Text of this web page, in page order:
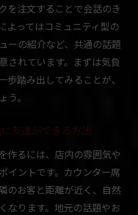
を注文することで会話のき
よってはコミュニティ型の
ーの紹介など、共通の話題
されています。まずは気負
踏み出してみることが、
う。
友達ができる方法
作るには、店内の雰囲気や
イントです。カウンター席
のお客と距離が近く、自然
なります。地元の話題やお